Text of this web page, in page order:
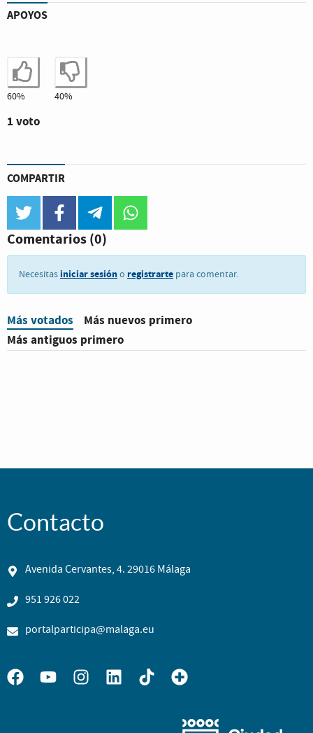
APOYOS
Estoy de acuerdo
60% No estoy de acuerdo
40%
1 voto
COMPARTIR
twitter facebook telegram
Comentarios(0)
Necesitas iniciar sesióno registrarte para comentar.
Más votados
Más nuevos primero
Más antiguos primero
Contacto
Avenida Cervantes, 4. 29016 Málaga
951 926 022
portalparticipa@malaga.eu